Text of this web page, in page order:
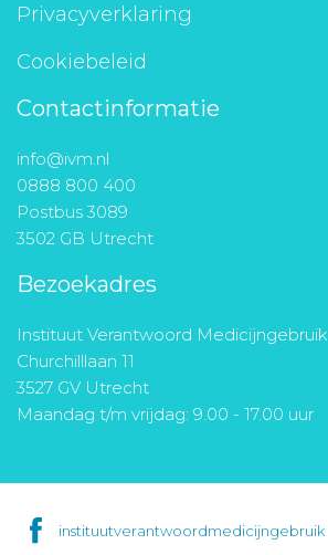
Privacyverklaring
Cookiebeleid
Contactinformatie
info@ivm.nl
0888 800 400
Postbus 3089
3502 GB Utrecht
Bezoekadres
Instituut Verantwoord Medicijngebruik
Churchilllaan 11
3527 GV Utrecht
Maandag t/m vrijdag: 9.00 - 17.00 uur
instituutverantwoordmedicijngebruik